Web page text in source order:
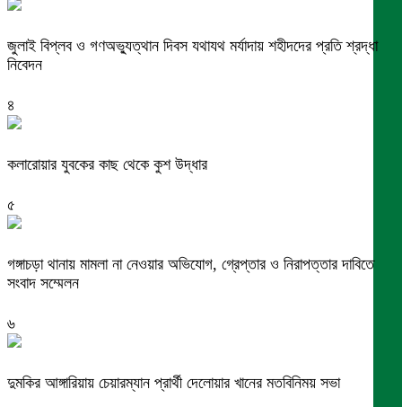
জুলাই বিপ্লব ও গণঅভ্যুত্থান দিবস যথাযথ মর্যাদায় শহীদদের প্রতি শ্রদ্ধা
নিবেদন
৪
কলারোয়ার যুবকের কাছ থেকে কুশ উদ্ধার
৫
গঙ্গাচড়া থানায় মামলা না নেওয়ার অভিযোগ, গ্রেপ্তার ও নিরাপত্তার দাবিতে
সংবাদ সম্মেলন
৬
দুমকির আঙ্গারিয়ায় চেয়ারম্যান প্রার্থী দেলোয়ার খানের মতবিনিময় সভা